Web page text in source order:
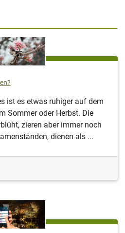
ist es etwas ruhiger auf dem
Sommer oder Herbst. Die
zieren aber immer noch
dienen als ...